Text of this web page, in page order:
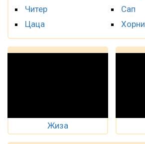
Читер
Цаца
Сап
Хорни
Жиза